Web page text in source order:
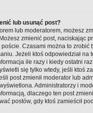
lub usunąć post?
lub moderatorem, możesz
zmienić post, naciskając
Czasami można to zrobić
Jeżeli ktoś odpowiedział na
ile razy i kiedy ostatni raz
się tylko wtedy, jeśli ktoś
post zmienił moderator lub
Administratorzy i
dlaczego ten post
postów, gdy ktoś zamieścił